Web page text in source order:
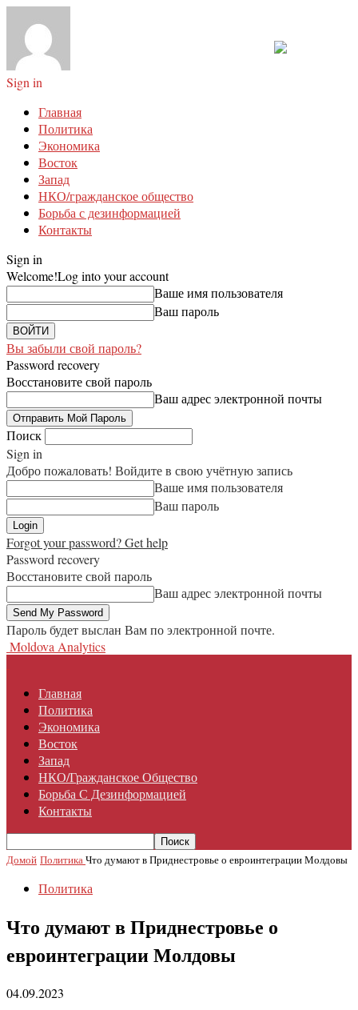
Sign in
Главная
Политика
Экономика
Восток
Запад
НКО/гражданское общество
Борьба с дезинформацией
Контакты
Sign in
Welcome!Log into your account
Ваше имя пользователя
Ваш пароль
Вы забыли свой пароль?
Password recovery
Восстановите свой пароль
Ваш адрес электронной почты
Поиск
Sign in
Добро пожаловать! Войдите в свою учётную запись
Ваше имя пользователя
Ваш пароль
Forgot your password? Get help
Password recovery
Восстановите свой пароль
Ваш адрес электронной почты
Пароль будет выслан Вам по электронной почте.
Moldova Analytics
Главная
Политика
Экономика
Восток
Запад
НКО/гражданское Общество
Борьба С Дезинформацией
Контакты
Домой ПолитикаЧто думают в Приднестровье о евроинтеграции Молдовы
Политика
Что думают в Приднестровье о
евроинтеграции Молдовы
04.09.2023